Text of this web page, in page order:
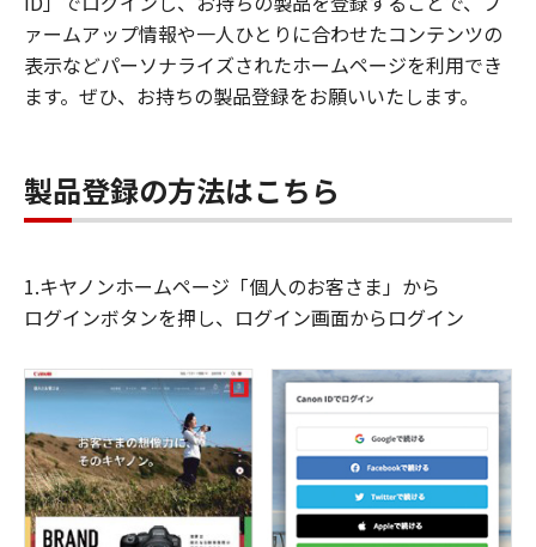
ァームアップ情報や一人ひとりに合わせたコンテンツの
表示などパーソナライズされたホームページを利用でき
ます。ぜひ、お持ちの製品登録をお願いいたします。
製品登録の方法はこちら
1.キヤノンホームページ「個人のお客さま」から
ログインボタンを押し、ログイン画面からログイン